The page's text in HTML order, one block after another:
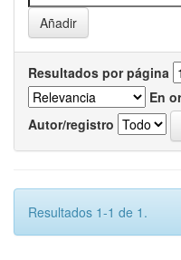
Resultados por página
En
Autor/registro
Resultados 1-1 de 1.